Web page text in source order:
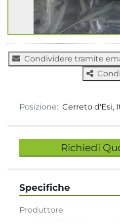
Condividere tramite
Posizione: Cerreto d'Esi,
Richiedi
Specifiche
Produttore